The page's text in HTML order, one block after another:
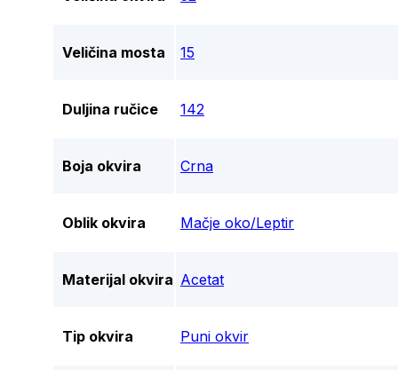
Veličina mosta 15
Duljina ručice 142
Boja okvira Crna
Oblik okvira Mačje oko/Leptir
Materijal okvira Acetat
Tip okvira Puni okvir